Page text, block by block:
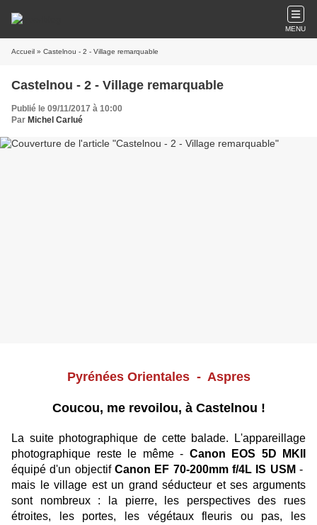
MENU
Accueil » Castelnou - 2 - Village remarquable
Castelnou - 2 - Village remarquable
Publié le 09/11/2017 à 10:00
Par Michel Carlué
Pyrénées Orientales - Aspres
Coucou, me revoilou, à Castelnou !
La suite photographique de cette balade. L'appareillage
photographique reste le même - Canon EOS 5D MKII
équipé d'un objectif Canon EF 70-200mm f/4L IS USM -
mais le village est un grand séducteur et ses arguments
sont nombreux : la pierre, les perspectives des rues
étroites, les portes, les végétaux fleuris ou pas, les